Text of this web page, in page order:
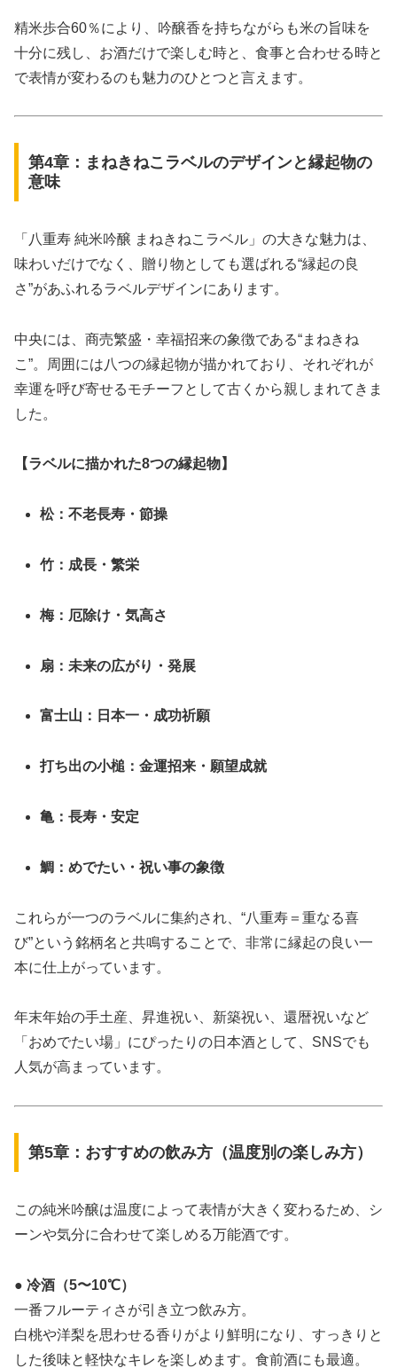
精米歩合60％により、吟醸香を持ちながらも米の旨味を
十分に残し、お酒だけで楽しむ時と、食事と合わせる時と
で表情が変わるのも魅力のひとつと言えます。
第4章：まねきねこラベルのデザインと縁起物の
意味
「八重寿 純米吟醸 まねきねこラベル」の大きな魅力は、
味わいだけでなく、贈り物としても選ばれる“縁起の良
さ”があふれるラベルデザインにあります。
中央には、商売繁盛・幸福招来の象徴である“まねきね
こ”。周囲には八つの縁起物が描かれており、それぞれが
幸運を呼び寄せるモチーフとして古くから親しまれてきま
した。
【ラベルに描かれた8つの縁起物】
松：不老長寿・節操
竹：成長・繁栄
梅：厄除け・気高さ
扇：未来の広がり・発展
富士山：日本一・成功祈願
打ち出の小槌：金運招来・願望成就
亀：長寿・安定
鯛：めでたい・祝い事の象徴
これらが一つのラベルに集約され、“八重寿＝重なる喜
び”という銘柄名と共鳴することで、非常に縁起の良い一
本に仕上がっています。
年末年始の手土産、昇進祝い、新築祝い、還暦祝いなど
「おめでたい場」にぴったりの日本酒として、SNSでも
人気が高まっています。
第5章：おすすめの飲み方（温度別の楽しみ方）
この純米吟醸は温度によって表情が大きく変わるため、シ
ーンや気分に合わせて楽しめる万能酒です。
● 冷酒（5〜10℃）
一番フルーティさが引き立つ飲み方。
白桃や洋梨を思わせる香りがより鮮明になり、すっきりと
した後味と軽快なキレを楽しめます。食前酒にも最適。